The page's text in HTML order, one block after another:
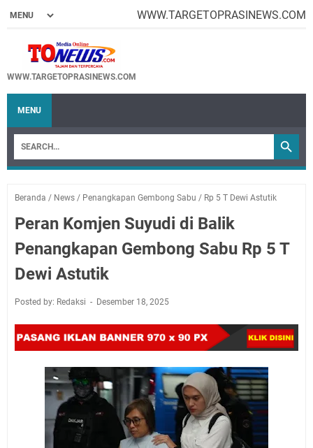
WWW.TARGETOPRASINEWS.COM
WWW.TARGETOPRASINEWS.COM
MENU
Beranda / News / Penangkapan Gembong Sabu / Rp 5 T Dewi Astutik
Peran Komjen Suyudi di Balik
Penangkapan Gembong Sabu Rp 5 T
Dewi Astutik
Posted by: Redaksi Desember 18, 2025